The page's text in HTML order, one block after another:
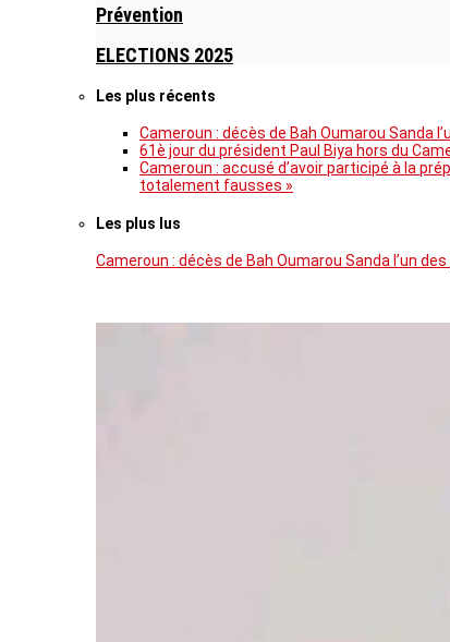
Prévention
ELECTIONS 2025
Les plus récents
Cameroun : décès de Bah Oumarou Sanda
61è jour du président Paul Biya hors du
Cameroun : accusé d’avoir participé à la
totalement fausses »
Les plus lus
Cameroun : décès de Bah Oumarou Sanda l’un